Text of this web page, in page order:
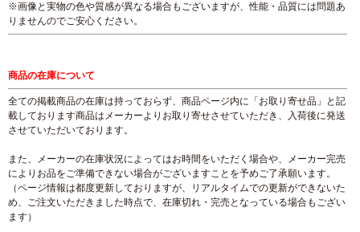
※画像と実物の色や質感が異なる場合もございますが、性能・品質には問題あ
りませんのでご安心ください。
商品の在庫について
全ての掲載商品の在庫は持っておらず、商品ページ内に「お取り寄せ品」と記
載しております商品はメーカーよりお取り寄せさせていただき、入荷後に発送
させていただいております。
また、メーカーの在庫状況によってはお時間をいただく場合や、メーカー完売
によりお品をご準備できない場合がございますことを予めご了承願います。
（ページ情報は都度更新しておりますが、リアルタイムでの更新ができないた
め、ご注文いただきました時点で、在庫切れ・完売となっている場合もござい
ます）